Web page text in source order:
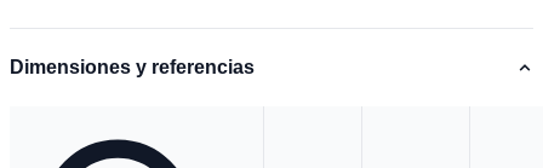
Dimensiones y referencias